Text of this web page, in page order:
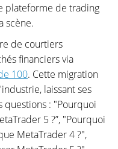
plateforme de trading
scène.
de courtiers
financiers via
100. Cette migration
laissant ses
questions : "Pourquoi
5 ?”, "Pourquoi
MetaTrader 4 ?",